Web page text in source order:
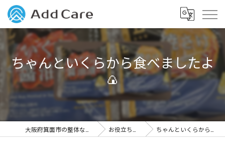
ちゃんといくらから食べましたよ
🍙
お役立ちコンテンツ ちゃんといくらから食べましたよ🍙